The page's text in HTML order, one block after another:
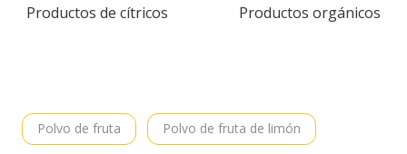
Productos de cítricos Productos orgánicos
Polvo de fruta Polvo de fruta de limón